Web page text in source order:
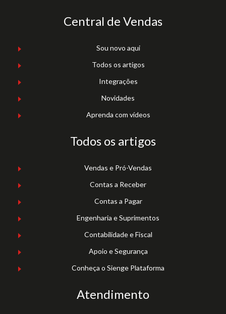
Central de Vendas
Sou novo aqui
Todos os artigos
Integrações
Novidades
Aprenda com vídeos
Todos os artigos
Vendas e Pró-Vendas
Contas a Receber
Contas a Pagar
Engenharia e Suprimentos
Contabilidade e Fiscal
Apoio e Segurança
Conheça o Sienge Plataforma
Atendimento